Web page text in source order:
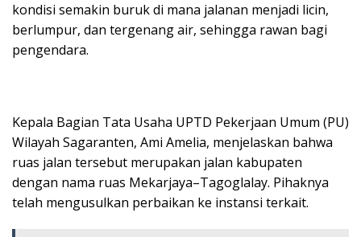
kondisi semakin buruk di mana jalanan menjadi licin,
berlumpur, dan tergenang air, sehingga rawan bagi
pengendara.
Kepala Bagian Tata Usaha UPTD Pekerjaan Umum (PU)
Wilayah Sagaranten, Ami Amelia, menjelaskan bahwa
ruas jalan tersebut merupakan jalan kabupaten
dengan nama ruas Mekarjaya–Tagoglalay. Pihaknya
telah mengusulkan perbaikan ke instansi terkait.